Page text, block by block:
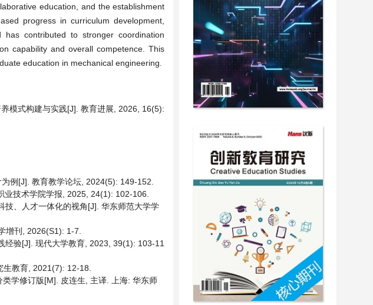
education, and the establishment
progress in curriculum development,
has contributed to stronger coordination
capability and overall competence. This
education in mechanical engineering.
模式构建与实践[J]. 教育进展, 2026, 16(5):
例[J]. 教育教学论坛, 2024(5): 149-152.
业技术学院学报, 2025, 24(1): 102-106.
、人才一体化的视角[J]. 华东师范大学学
增刊, 2026(S1): 1-7.
验[J]. 现代大学教育, 2023, 39(1): 103-11
教育, 2021(7): 12-18.
学修订版[M]. 皮连生, 主译. 上海: 华东师